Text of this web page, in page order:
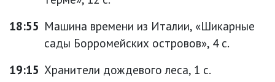
18:55 Машина времени из Италии, «Шикарные
сады Борромейских островов», 4 с.
19:15 Хранители дождевого леса, 1 с.